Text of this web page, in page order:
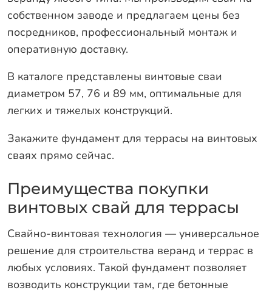
собственном заводе и предлагаем цены без
посредников, профессиональный монтаж и
оперативную доставку.
В каталоге представлены винтовые сваи
диаметром 57, 76 и 89 мм, оптимальные для
легких и тяжелых конструкций.
Закажите фундамент для террасы на винтовых
сваях прямо сейчас.
Преимущества покупки
винтовых свай для террасы
Свайно-винтовая технология — универсальное
решение для строительства веранд и террас в
любых условиях. Такой фундамент позволяет
возводить конструкции там, где бетонные